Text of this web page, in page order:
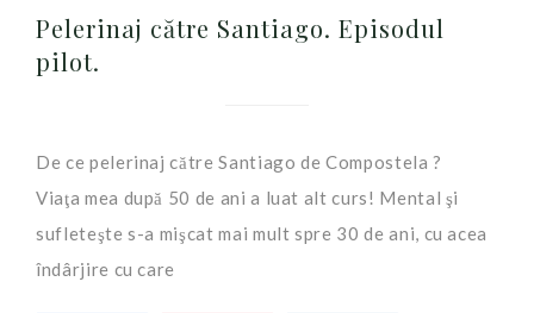
Pelerinaj către Santiago. Episodul
pilot.
De ce pelerinaj către Santiago de Compostela ?
Viaţa mea după 50 de ani a luat alt curs! Mental şi
sufleteşte s-a mişcat mai mult spre 30 de ani, cu acea
îndârjire cu care